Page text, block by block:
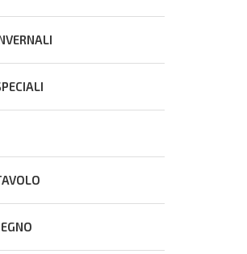
del Cons, Legge sullo
di politica sportiva al
del Consiglio